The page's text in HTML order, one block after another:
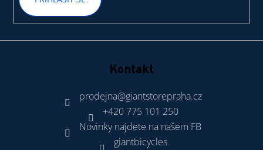
Kontakt
prodejna@giantstorepraha.cz
+420 775 101 250
Novinky najdete na našem FB
giantbicycles